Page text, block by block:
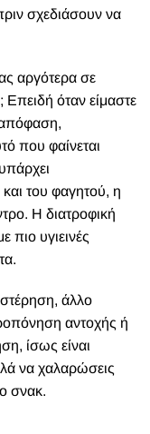
σχεδιάσουν να
αργότερα σε
Επειδή όταν είμαστε
που φαίνεται
του φαγητού, η
Η διατροφική
πιο υγιεινές
άλλο
αντοχής ή
ίσως είναι
να χαλαρώσεις
σνακ.